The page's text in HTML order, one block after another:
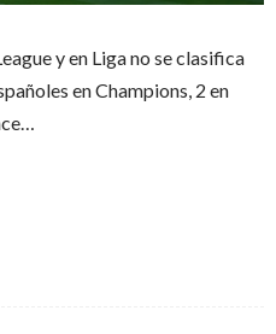
y en Liga no se clasifica
en Champions, 2 en